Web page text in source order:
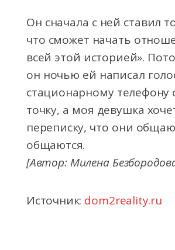
Он сначала с ней ставил
что сможет начать
всей этой историей».
он ночью ей написал
стационарному телефону
точку, а моя девушка
переписку, что они
общаются.
[Автор: Милена
Источник: dom2reality.ru